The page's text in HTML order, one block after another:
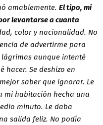
amablemente. El tipo, mi
levantarse a cuanta
color y nacionalidad. No
de advertirme para
aunque intenté
hacer. Se deshizo en
saber que ignorar. Le
mi habitación hecha una
minuto. Le daba
salida feliz. No podía